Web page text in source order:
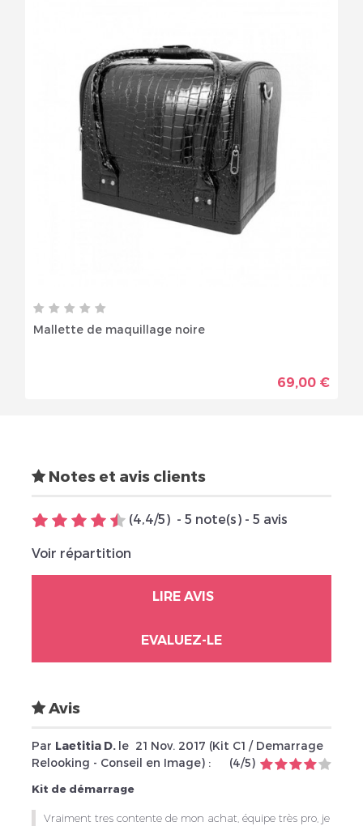
Mallette de maquillage noire
69,00 €
Notes et avis clients
(4,4/5) - 5 note(s) - 5 avis
Voir répartition
LIRE AVIS
EVALUEZ-LE
Avis
Par Laetitia D. le 21 Nov. 2017 (Kit C1 / Demarrage
Relooking - Conseil en Image) : (4/5)
Kit de démarrage
Vraiment tres contente de mon achat, équipe très pro, je